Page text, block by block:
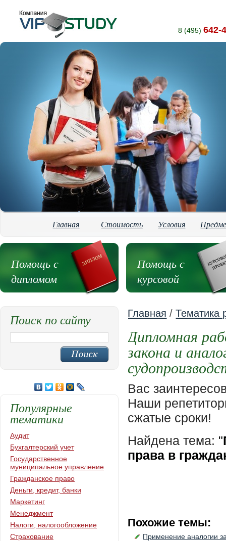
8 (495) 642-
Главная Стоимость Условия
Помощь с
дипломом
Помощь с
курсовой
Главная /Тематика
Дипломная
закона и
Вас
Наши
сжатые сроки!
Найдена тема: "
права в
Похожие темы:
Применение аналогии
Поиск по сайту
Популярные
тематики
Аудит
Бухгалтерский учет
Государственное
муниципальное управление
Гражданское право
Деньги, кредит, банки
Маркетинг
Менеджмент
Налоги, налогообложение
Страхование